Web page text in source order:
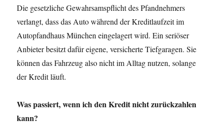
Die gesetzliche Gewahrsamspflicht des Pfandnehmers
verlangt, dass das Auto während der Kreditlaufzeit im
Autopfandhaus München eingelagert wird. Ein seriöser
Anbieter besitzt dafür eigene, versicherte Tiefgaragen. Sie
können das Fahrzeug also nicht im Alltag nutzen, solange
der Kredit läuft.
Was passiert, wenn ich den Kredit nicht zurückzahlen
kann?